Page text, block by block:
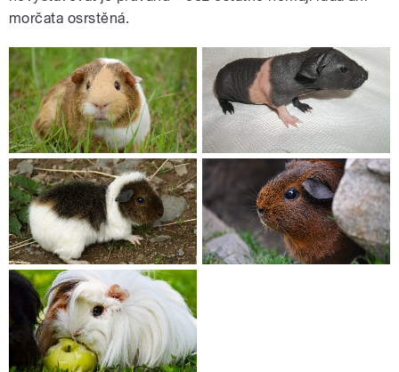
morčata osrstěná.